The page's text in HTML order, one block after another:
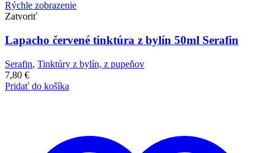
Rýchle zobrazenie
Zatvoriť
Lapacho červené tinktúra z bylín 50ml Serafin
Serafin, Tinktúry z bylín, z pupeňov
7,80 €
Pridať do košíka